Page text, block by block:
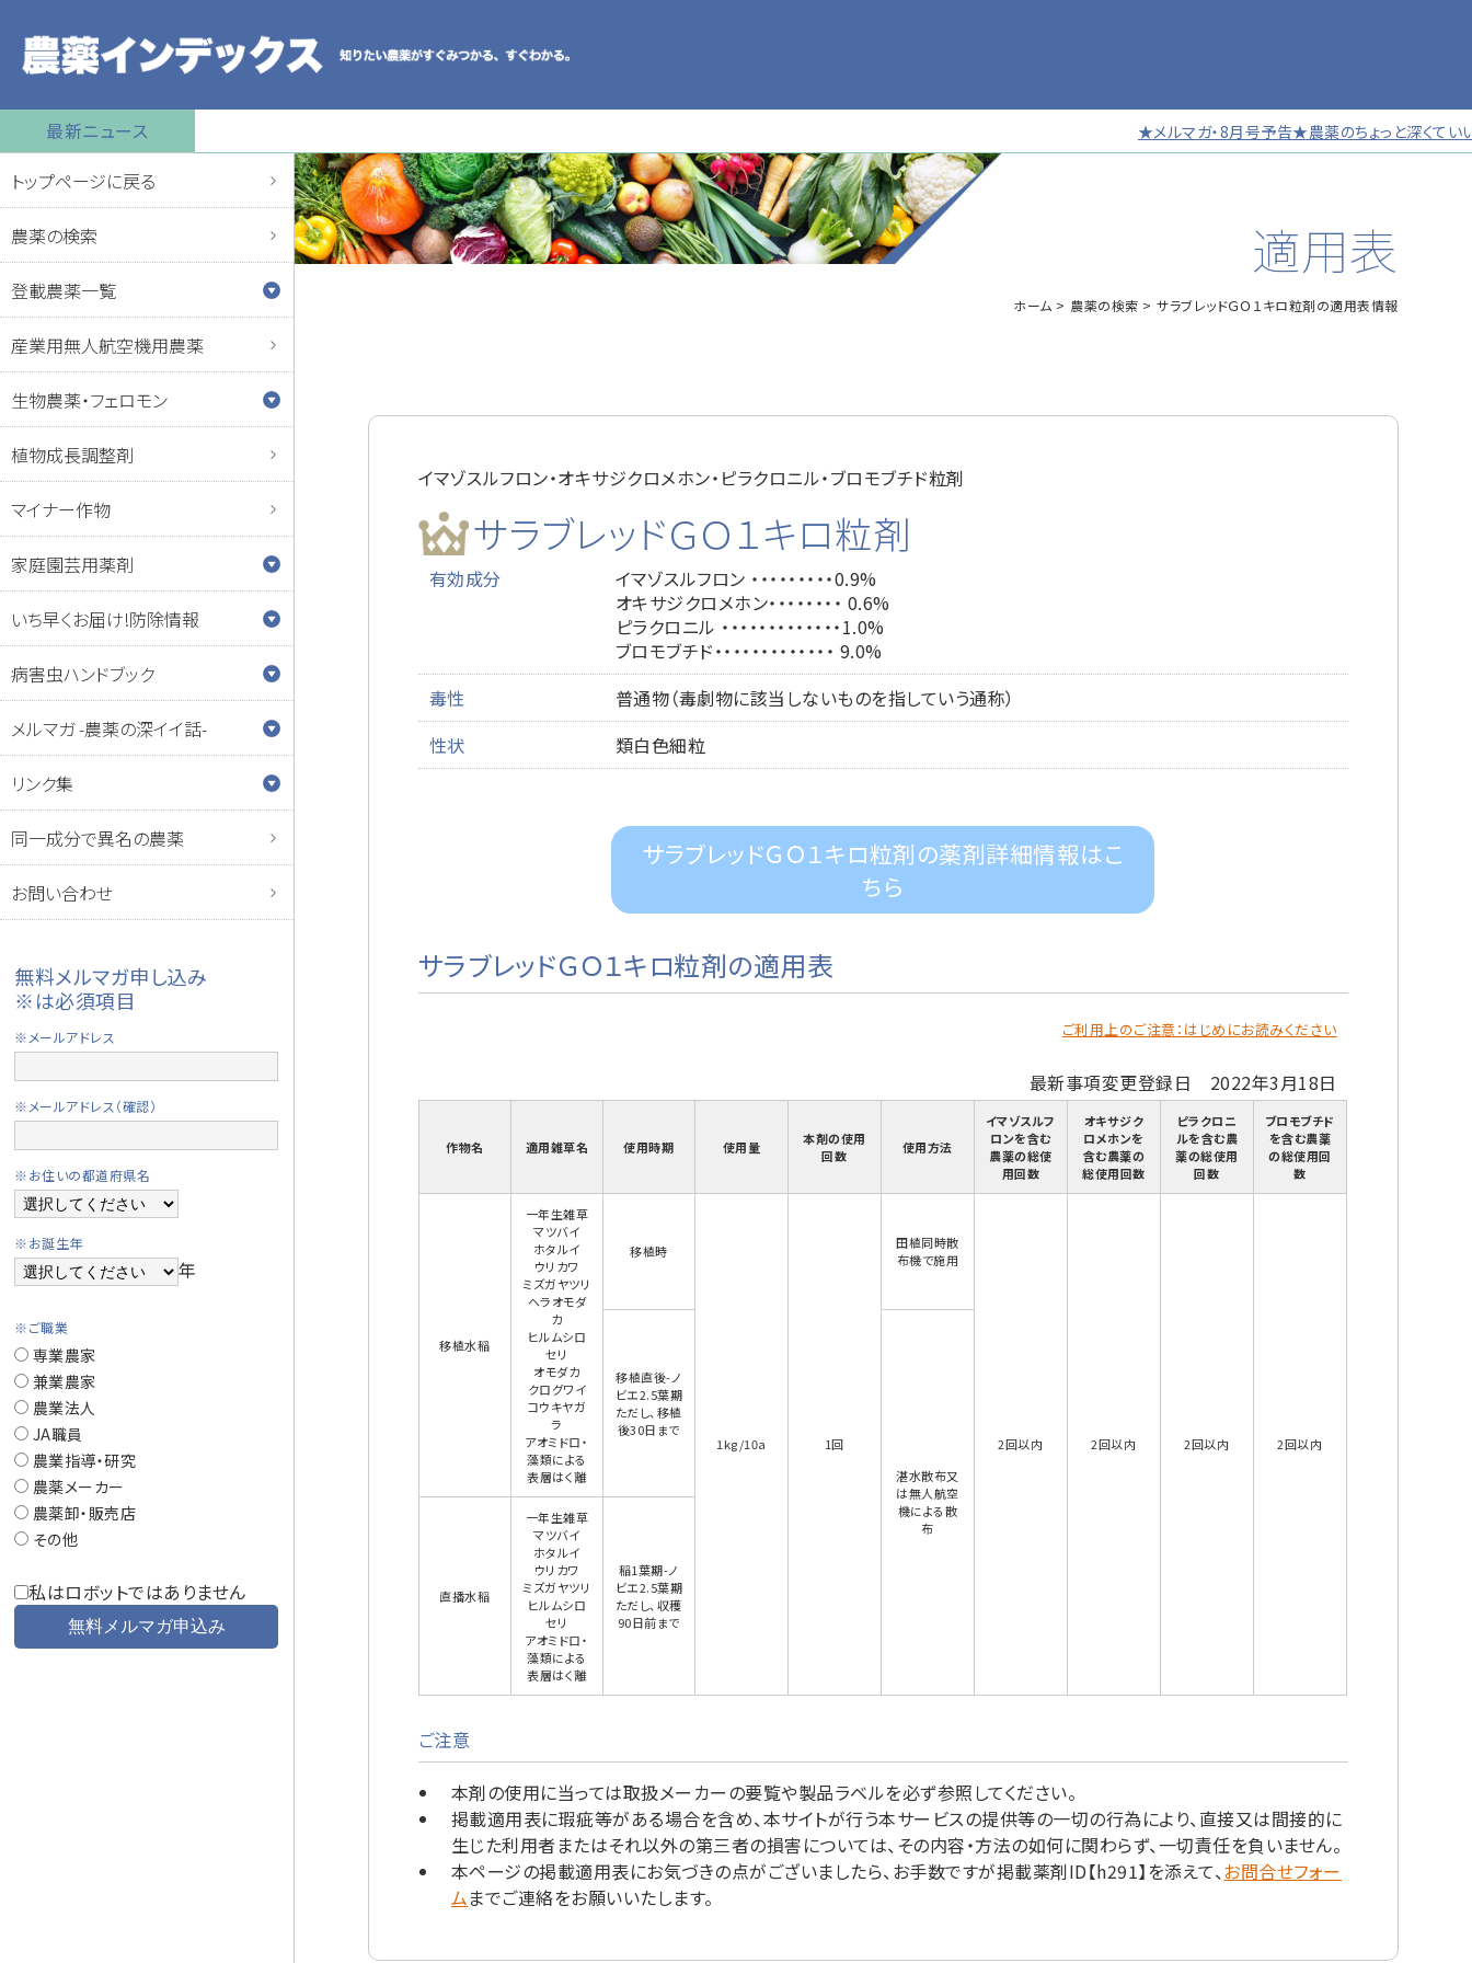
最新ニュース ★メルマガ・8月号予告★農薬のちょっと深くてい
トップページに戻る
農薬の検索
登載農薬一覧
産業用無人航空機用農薬
生物農薬・フェロモン
植物成長調整剤
マイナー作物
家庭園芸用薬剤
いち早くお届け!防除情報
病害虫ハンドブック
メルマガ -農薬の深イイ話-
リンク集
同一成分で異名の農薬
お問い合わせ
無料メルマガ申し込み
※は必須項目
※メールアドレス
※メールアドレス（確認）
※お住いの都道府県名
※お誕生年
年
※ご職業
専業農家
兼業農家
農業法人
JA職員
農業指導・研究
農薬メーカー
農薬卸・販売店
その他
私はロボットではありません
適用表
ホーム 農薬の検索 サラブレッドＧＯ１キロ粒剤の適用表情報
イマゾスルフロン・オキサジクロメホン・ピラクロニル・ブロモブチド粒剤
サラブレッドＧＯ１キロ粒剤
有効成分
イマゾスルフロン ・・・・・・・・・0.9%
オキサジクロメホン・・・・・・・・ 0.6%
ピラクロニル ・・・・・・・・・・・・・1.0%
ブロモブチド・・・・・・・・・・・・・ 9.0%
毒性
普通物（毒劇物に該当しないものを指していう通称）
性状
類白色細粒
サラブレッドＧＯ１キロ粒剤の薬剤詳細情報はこ
ちら
サラブレッドＧＯ１キロ粒剤の適用表
ご利用上のご注意：はじめにお読みください
最新事項変更登録日 2022年3月18日
作物名 適用雑草名 使用時期 使用量
本剤の使用
回数
使用方法
イマゾスルフ
ロンを含む
農薬の総使
用回数
オキサジク
ロメホンを
含む農薬の
総使用回数
ピラクロニ
ルを含む農
薬の総使用
回数
ブロモブチド
を含む農薬
の総使用回
数
移植水稲
一年生雑草
マツバイ
ホタルイ
ウリカワ
ミズガヤツリ
ヘラオモダ
カ
ヒルムシロ
セリ
オモダカ
クログワイ
コウキヤガ
ラ
アオミドロ・
藻類による
表層はく離
移植時
1kg/10a 1回
田植同時散
布機で施用
2回以内 2回以内 2回以内 2回以内
移植直後-ノ
ビエ2.5葉期
ただし、移植
後30日まで
湛水散布又
は無人航空
機による散
布
直播水稲
一年生雑草
マツバイ
ホタルイ
ウリカワ
ミズガヤツリ
ヒルムシロ
セリ
アオミドロ・
藻類による
表層はく離
稲1葉期-ノ
ビエ2.5葉期
ただし、収穫
90日前まで
ご注意
本剤の使用に当っては取扱メーカーの要覧や製品ラベルを必ず参照してください。
掲載適用表に瑕疵等がある場合を含め、本サイトが行う本サービスの提供等の一切の行為により、直接又は間接的に
生じた利用者またはそれ以外の第三者の損害については、その内容・方法の如何に関わらず、一切責任を負いません。
本ページの掲載適用表にお気づきの点がございましたら、お手数ですが掲載薬剤ID【h291】を添えて、お問合せフォー
ムまでご連絡をお願いいたします。